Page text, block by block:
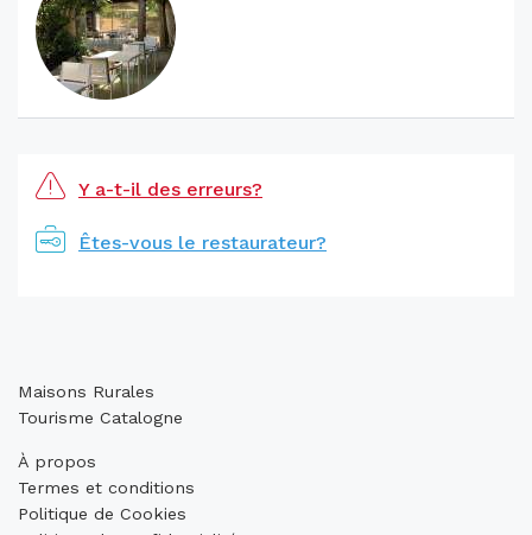
Y a-t-il des erreurs?
Êtes-vous le restaurateur?
Maisons Rurales
Tourisme Catalogne
À propos
Termes et conditions
Politique de Cookies